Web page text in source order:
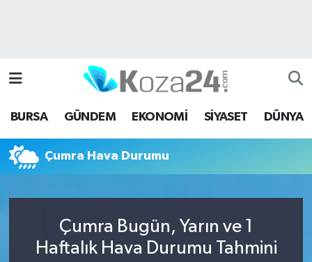
BURSA GÜNDEM EKONOMİ SİYASET DÜNYA
Çumra Hava Durumu
Çumra Bugün, Yarın ve 1
Haftalık Hava Durumu Tahmini
Bursa Hava Durumu
Bursa Namaz Vakitleri
Bursa Trafik Yoğunluk Haritası
Tüm Manşetler